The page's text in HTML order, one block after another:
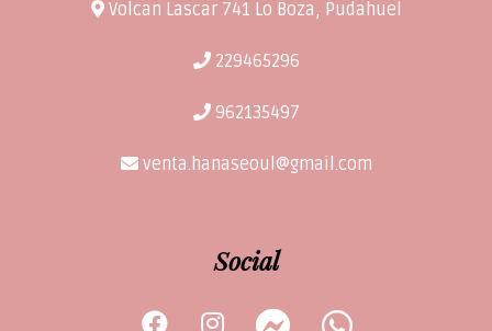
Volcan Lascar 741 Lo Boza, Pudahuel
229465296
962135497
venta.hanaseoul@gmail.com
Social